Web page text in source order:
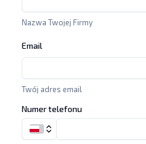
Nazwa Twojej Firmy
Email
Twój adres email
Numer telefonu